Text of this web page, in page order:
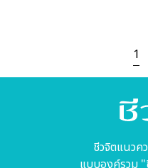
1
ชีวจิตแนวค
แบบองค์รวม